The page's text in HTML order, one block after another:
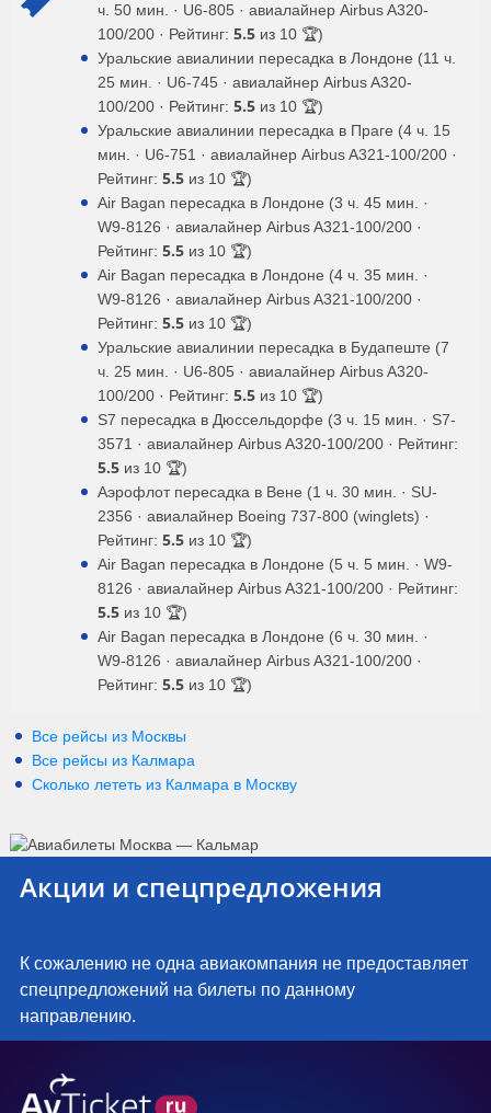
ч. 50 мин. · U6-805 · авиалайнер Airbus A320-
100/200 · Рейтинг: 5.5 из 10 🏆)
Уральские авиалинии пересадка в Лондоне (11 ч.
25 мин. · U6-745 · авиалайнер Airbus A320-
100/200 · Рейтинг: 5.5 из 10 🏆)
Уральские авиалинии пересадка в Праге (4 ч. 15
мин. · U6-751 · авиалайнер Airbus A321-100/200 ·
Рейтинг: 5.5 из 10 🏆)
Air Bagan пересадка в Лондоне (3 ч. 45 мин. ·
W9-8126 · авиалайнер Airbus A321-100/200 ·
Рейтинг: 5.5 из 10 🏆)
Air Bagan пересадка в Лондоне (4 ч. 35 мин. ·
W9-8126 · авиалайнер Airbus A321-100/200 ·
Рейтинг: 5.5 из 10 🏆)
Уральские авиалинии пересадка в Будапеште (7
ч. 25 мин. · U6-805 · авиалайнер Airbus A320-
100/200 · Рейтинг: 5.5 из 10 🏆)
S7 пересадка в Дюссельдорфе (3 ч. 15 мин. · S7-
3571 · авиалайнер Airbus A320-100/200 · Рейтинг:
5.5 из 10 🏆)
Аэрофлот пересадка в Вене (1 ч. 30 мин. · SU-
2356 · авиалайнер Boeing 737-800 (winglets) ·
Рейтинг: 5.5 из 10 🏆)
Air Bagan пересадка в Лондоне (5 ч. 5 мин. · W9-
8126 · авиалайнер Airbus A321-100/200 · Рейтинг:
5.5 из 10 🏆)
Air Bagan пересадка в Лондоне (6 ч. 30 мин. ·
W9-8126 · авиалайнер Airbus A321-100/200 ·
Рейтинг: 5.5 из 10 🏆)
Все рейсы из Москвы
Все рейсы из Калмара
Сколько лететь из Калмара в Москву
Акции и спецпредложения
К сожалению не одна авиакомпания не предоставляет
спецпредложений на билеты по данному
направлению.